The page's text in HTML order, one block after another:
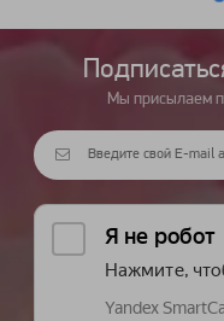
Мы присылаем